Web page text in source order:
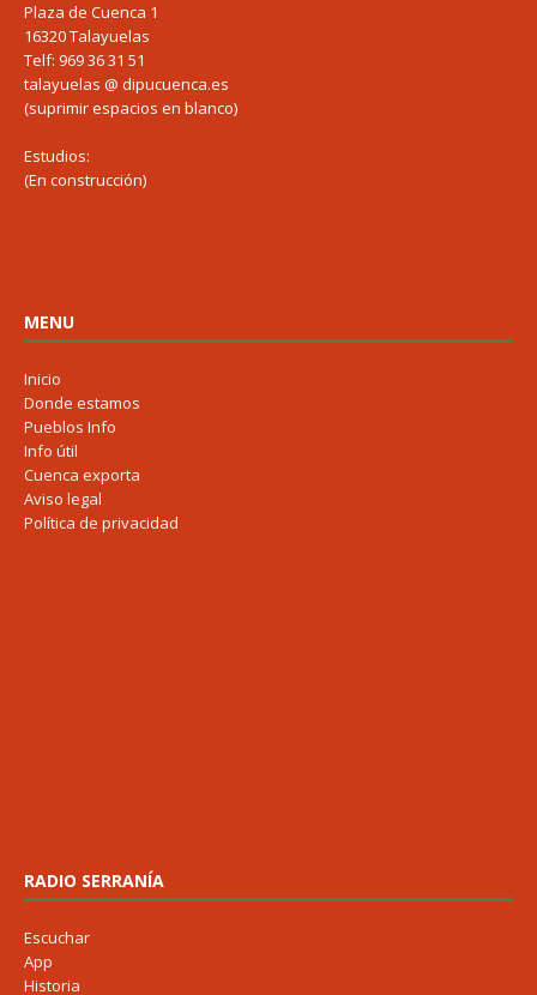
Plaza de Cuenca 1
16320 Talayuelas
Telf: 969 36 31 51
talayuelas @ dipucuenca.es
(suprimir espacios en blanco)
Estudios:
(En construcción)
MENU
Inicio
Donde estamos
Pueblos Info
Info útil
Cuenca exporta
Aviso legal
Política de privacidad
RADIO SERRANÍA
Escuchar
App
Historia